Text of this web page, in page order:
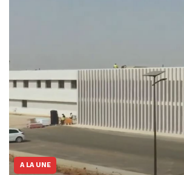
A LA UNE